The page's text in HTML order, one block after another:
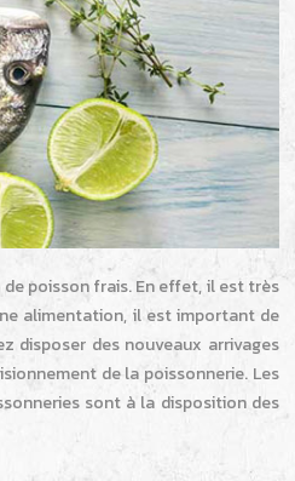
poisson frais. En effet, il est très
alimentation, il est important de
disposer des nouveaux arrivages
de la poissonnerie. Les
sont à la disposition des